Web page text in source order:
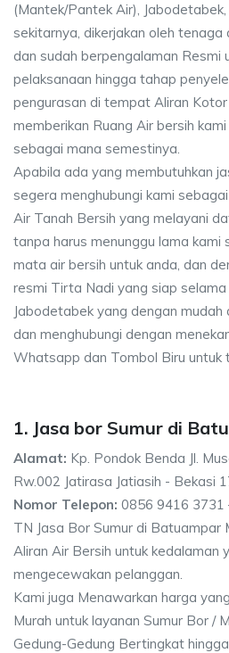
(Mantek/Pantek Air),
sekitarnya, dikerjakan oleh tenaga
dan sudah berpengalaman Resmi
pelaksanaan hingga tahap
pengurasan di tempat Aliran
memberikan Ruang Air bersih
sebagai mana semestinya.
Apabila ada yang membutuhkan
segera menghubungi kami
Air Tanah Bersih yang melayani
tanpa harus menunggu lama kami
mata air bersih untuk anda, dan
resmi Tirta Nadi yang siap selama
Jabodetabek yang dengan mudah
dan menghubungi dengan
Whatsapp dan Tombol Biru untuk
1. Jasa bor Sumur di
Alamat: Kp. Pondok Benda Jl.
Rw.002 Jatirasa Jatiasih - Bekasi
Nomor Telepon: 0856 9416 3731
TN Jasa Bor Sumur di Batuampar
Aliran Air Bersih untuk kedalaman
mengecewakan pelanggan.
Kami juga Menawarkan harga
Murah untuk layanan Sumur Bor /
Gedung-Gedung Bertingkat